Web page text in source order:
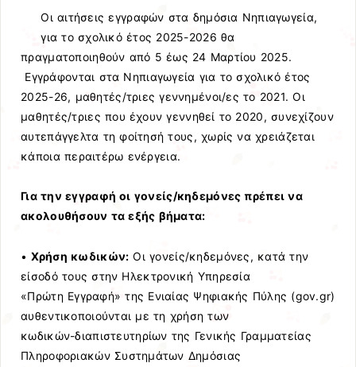
Οι αιτήσεις εγγραφών στα δημόσια Νηπιαγωγεία,
για το σχολικό έτος 2025-2026 θα
πραγματοποιηθούν από 5 έως 24 Μαρτίου 2025.
Εγγράφονται στα Νηπιαγωγεία για το σχολικό έτος
2025-26, μαθητές/τριες γεννημένοι/ες το 2021. Οι
μαθητές/τριες που έχουν γεννηθεί το 2020, συνεχίζουν
αυτεπάγγελτα τη φοίτησή τους, χωρίς να χρειάζεται
κάποια περαιτέρω ενέργεια.
Για την εγγραφή οι γονείς/κηδεμόνες πρέπει να
ακολουθήσουν τα εξής βήματα:
• Χρήση κωδικών: Οι γονείς/κηδεμόνες, κατά την
είσοδό τους στην Ηλεκτρονική Υπηρεσία
«Πρώτη Εγγραφή» της Ενιαίας Ψηφιακής Πύλης (gov.gr)
αυθεντικοποιούνται με τη χρήση των
κωδικών-διαπιστευτηρίων της Γενικής Γραμματείας
Πληροφοριακών Συστημάτων Δημόσιας